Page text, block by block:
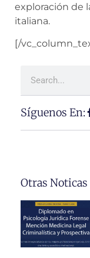
exploración de
italiana.
[/
Síguenos En:
Otras Noticas